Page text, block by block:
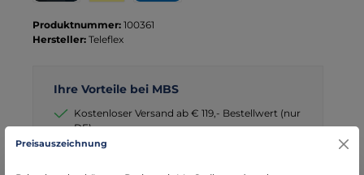
Produktnummer: 100361
Hersteller: Teleflex
Ihre Vorteile bei MBS
Kostenloser Versand ab € 119,- Bestellwert (nur
DE)
schneller Versand mit DHL
Preisauszeichnung